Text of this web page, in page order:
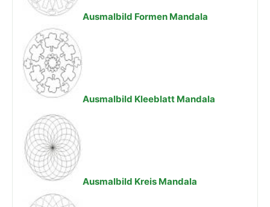
Ausmalbild Formen Mandala
Ausmalbild Kleeblatt Mandala
Ausmalbild Kreis Mandala